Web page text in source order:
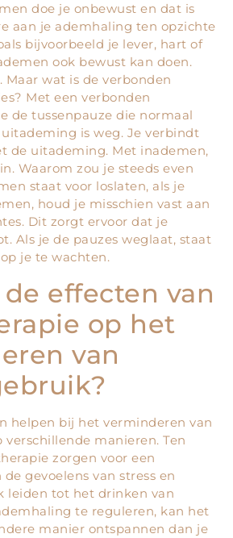
doe je onbewust en dat is
aan je ademhaling ten opzichte
bijvoorbeeld je lever, hart of
ook bewust kan doen.
Maar wat is de verbonden
Met een verbonden
de tussenpauze die normaal
is weg. Je verbindt
de uitademing. Met inademen,
Waarom zou je steeds even
staat voor loslaten, als je
houd je misschien vast aan
Dit zorgt ervoor dat je
Als je de pauzes weglaat, staat
je te wachten.
effecten van
op het
van
helpen bij het verminderen van
manieren. Ten
zorgen voor een
gevoelens van stress en
leiden tot het drinken van
te reguleren, kan het
manier ontspannen dan je